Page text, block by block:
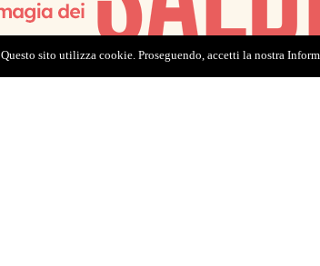
Questo sito utilizza cookie. Proseguendo, accetti la nostra